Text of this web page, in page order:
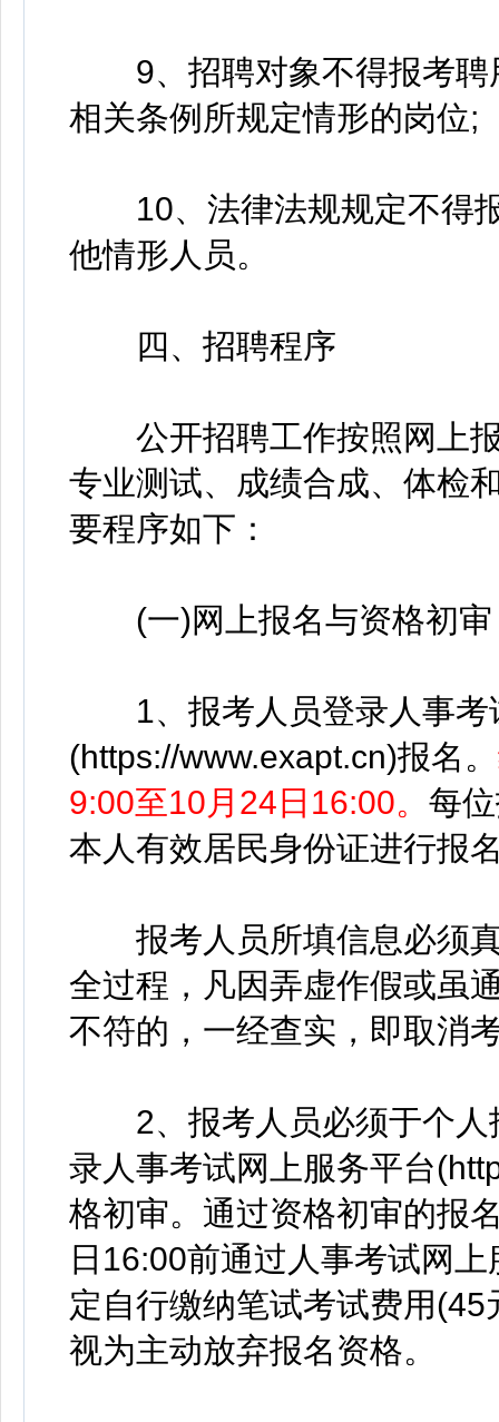
9、招聘对象不得报考聘
相关条例所规定情形的岗位;
10、法律法规规定不得报
他情形人员。
四、招聘程序
公开招聘工作按照网上报
专业测试、成绩合成、体检
要程序如下：
(一)网上报名与资格初审
1、报考人员登录人事考
(https://www.exapt.cn)报名。
9:00至10月24日16:00。 每
本人有效居民身份证进行报
报考人员所填信息必须真
全过程，凡因弄虚作假或虽
不符的，一经查实，即取消
2、报考人员必须于个人
录人事考试网上服务平台
格初审。通过资格初审的报
日16:00前通过人事考试网
定自行缴纳笔试考试费用
视为主动放弃报名资格。